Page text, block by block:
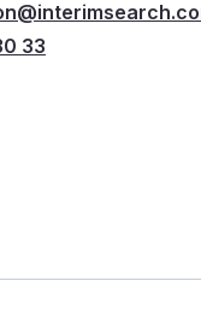
33